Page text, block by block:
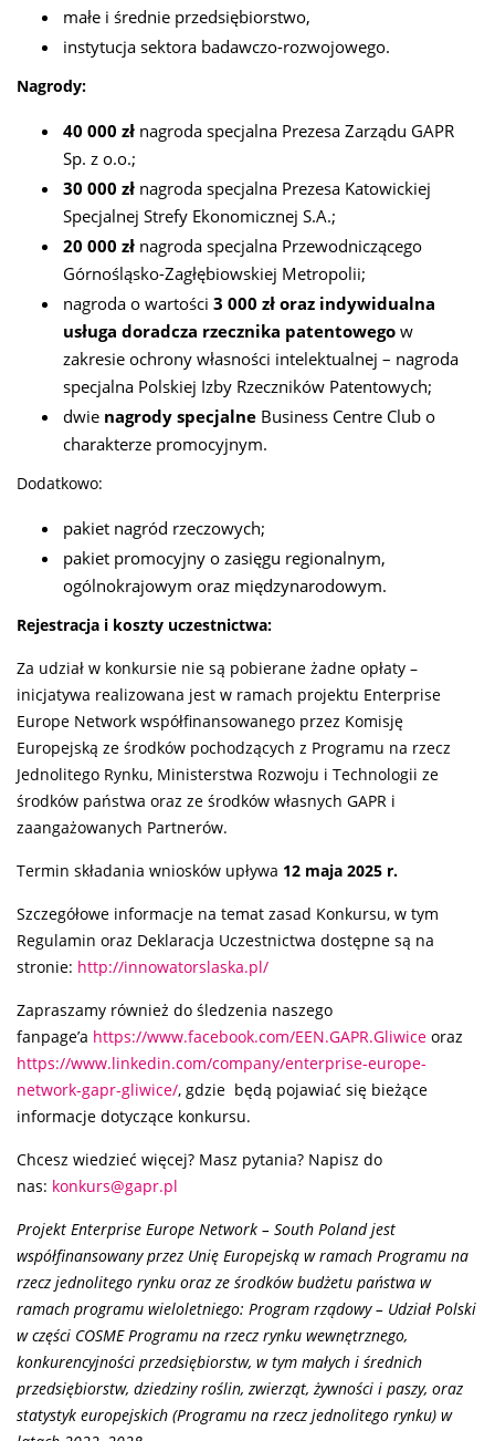
małe i średnie przedsiębiorstwo,
instytucja sektora badawczo-rozwojowego.
Nagrody:
40 000 zł nagroda specjalna Prezesa Zarządu GAPR
Sp. z o.o.;
30 000 zł nagroda specjalna Prezesa Katowickiej
Specjalnej Strefy Ekonomicznej S.A.;
20 000 zł nagroda specjalna Przewodniczącego
Górnośląsko-Zagłębiowskiej Metropolii;
nagroda o wartości 3 000 zł oraz indywidualna
usługa doradcza rzecznika patentowego w
zakresie ochrony własności intelektualnej – nagroda
specjalna Polskiej Izby Rzeczników Patentowych;
dwie nagrody specjalne Business Centre Club o
charakterze promocyjnym.
Dodatkowo:
pakiet nagród rzeczowych;
pakiet promocyjny o zasięgu regionalnym,
ogólnokrajowym oraz międzynarodowym.
Rejestracja i koszty uczestnictwa:
Za udział w konkursie nie są pobierane żadne opłaty –
inicjatywa realizowana jest w ramach projektu Enterprise
Europe Network współfinansowanego przez Komisję
Europejską ze środków pochodzących z Programu na rzecz
Jednolitego Rynku, Ministerstwa Rozwoju i Technologii ze
środków państwa oraz ze środków własnych GAPR i
zaangażowanych Partnerów.
Termin składania wniosków upływa 12 maja 2025 r.
Szczegółowe informacje na temat zasad Konkursu, w tym
Regulamin oraz Deklaracja Uczestnictwa dostępne są na
stronie: http://innowatorslaska.pl/
Zapraszamy również do śledzenia naszego
fanpage’a https://www.facebook.com/EEN.GAPR.Gliwice oraz
https://www.linkedin.com/company/enterprise-europe-
network-gapr-gliwice/, gdzie będą pojawiać się bieżące
informacje dotyczące konkursu.
Chcesz wiedzieć więcej? Masz pytania? Napisz do
nas: konkurs@gapr.pl
Projekt Enterprise Europe Network – South Poland jest
współfinansowany przez Unię Europejską w ramach Programu na
rzecz jednolitego rynku oraz ze środków budżetu państwa w
ramach programu wieloletniego: Program rządowy – Udział Polski
w części COSME Programu na rzecz rynku wewnętrznego,
konkurencyjności przedsiębiorstw, w tym małych i średnich
przedsiębiorstw, dziedziny roślin, zwierząt, żywności i paszy, oraz
statystyk europejskich (Programu na rzecz jednolitego rynku) w